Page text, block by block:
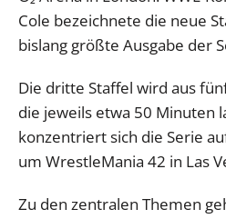
Cole bezeichnete die neue
bislang größte Ausgabe der
Die dritte Staffel wird aus
die jeweils etwa 50 Minuten
konzentriert sich die Serie
um WrestleMania 42 in Las
Zu den zentralen Themen